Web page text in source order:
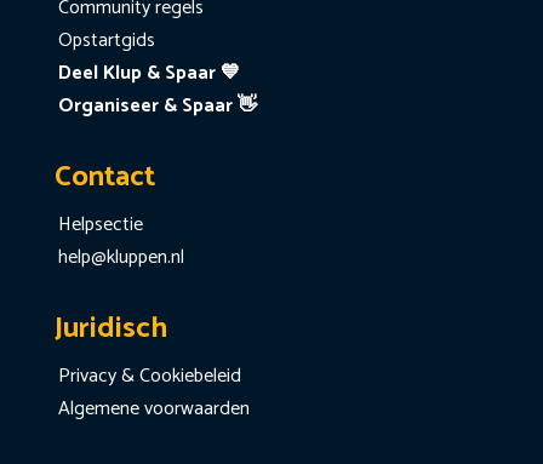
Community regels
Opstartgids
Deel Klup & Spaar 💙
Organiseer & Spaar 👋
Contact
Helpsectie
help@kluppen.nl
Juridisch
Privacy & Cookiebeleid
Algemene voorwaarden